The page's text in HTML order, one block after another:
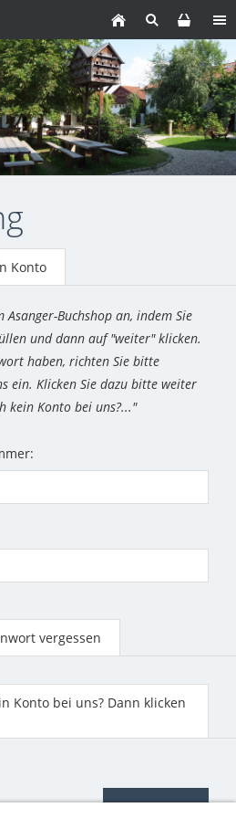
Konto
Buchshop an, indem Sie
und dann auf "weiter" klicken.
haben, richten Sie bitte
ein. Klicken Sie dazu bitte weiter
kein Konto bei uns?..."
vergessen
Konto bei uns? Dann klicken